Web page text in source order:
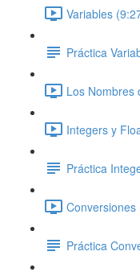
Variables
Práctica
Los Nombres
Integers y
Práctica
Conversiones
Práctica